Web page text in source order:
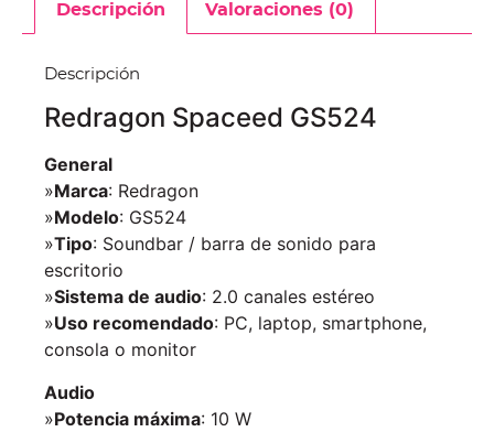
Descripción Valoraciones (0)
Descripción
Redragon Spaceed GS524
General
»Marca: Redragon
»Modelo: GS524
»Tipo: Soundbar / barra de sonido para
escritorio
»Sistema de audio: 2.0 canales estéreo
»Uso recomendado: PC, laptop, smartphone,
consola o monitor
Audio
»Potencia máxima: 10 W